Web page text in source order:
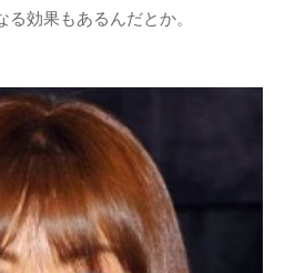
効果もあるんだとか。